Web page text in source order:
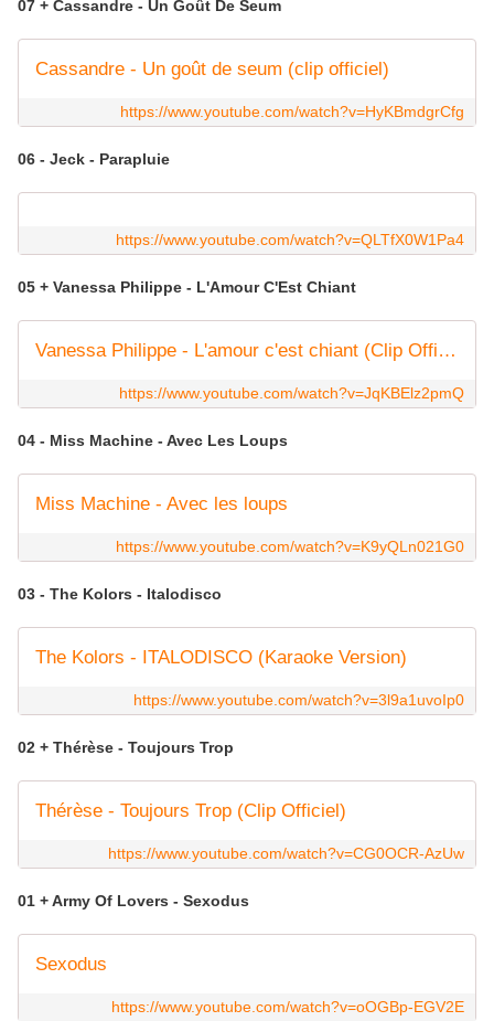
07 + Cassandre - Un Goût De Seum
Cassandre - Un goût de seum (clip officiel)
https://www.youtube.com/watch?v=HyKBmdgrCfg
06 - Jeck - Parapluie
https://www.youtube.com/watch?v=QLTfX0W1Pa4
05 + Vanessa Philippe - L'Amour C'Est Chiant
Vanessa Philippe - L'amour c'est chiant (Clip Officiel)
https://www.youtube.com/watch?v=JqKBElz2pmQ
04 - Miss Machine - Avec Les Loups
Miss Machine - Avec les loups
https://www.youtube.com/watch?v=K9yQLn021G0
03 - The Kolors - Italodisco
The Kolors - ITALODISCO (Karaoke Version)
https://www.youtube.com/watch?v=3l9a1uvoIp0
02 + Thérèse - Toujours Trop
Thérèse - Toujours Trop (Clip Officiel)
https://www.youtube.com/watch?v=CG0OCR-AzUw
01 + Army Of Lovers - Sexodus
Sexodus
https://www.youtube.com/watch?v=oOGBp-EGV2E